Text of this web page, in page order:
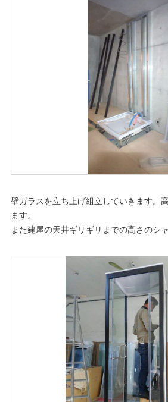
壁ガラスを立ち上げ組立していきます。
ます。
また建屋の天井ギリギリまでの高さのシ